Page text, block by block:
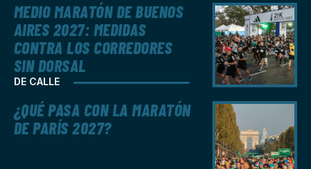
DE CALLE
MEDIO MARATÓN DE BUENOS
AIRES 2027: MEDIDAS
CONTRA LOS CORREDORES
SIN DORSAL
¿QUÉ PASA CON LA MARATÓN
DE PARÍS 2027?